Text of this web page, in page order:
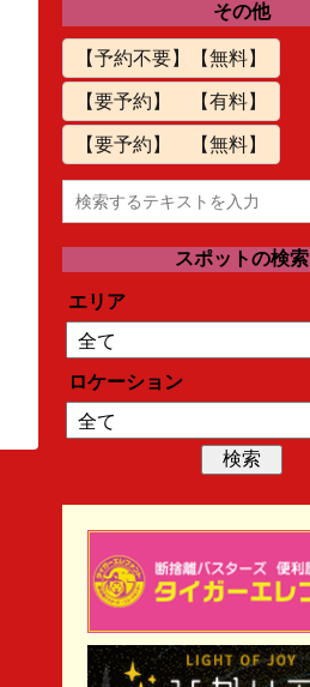
その他
【予約不要】【無料】
【要予約】 【有料】
【要予約】 【無料】
スポットの検索
エリア
ロケーション